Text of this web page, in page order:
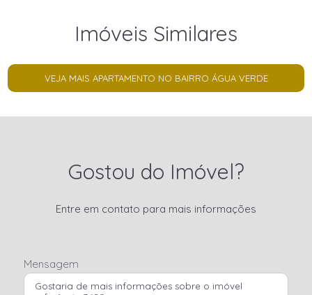
Imóveis Similares
VEJA MAIS APARTAMENTO NO BAIRRO ÁGUA VERDE
Gostou do Imóvel?
Entre em contato para mais informações
Mensagem